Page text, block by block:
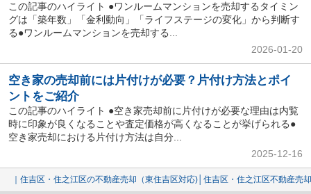
この記事のハイライト ●ワンルームマンションを売却するタイミン
グは「築年数」「金利動向」「ライフステージの変化」から判断す
る●ワンルームマンションを売却する...
2026-01-20
空き家の売却前には片付けが必要？片付け方法とポイ
ントをご紹介
この記事のハイライト ●空き家売却前に片付けが必要な理由は内覧
時に印象が良くなることや査定価格が高くなることが挙げられる●
空き家売却における片付け方法は自分...
2025-12-16
｜住吉区・住之江区の不動産売却（東住吉区対応)│住吉区・住之江区不動産売